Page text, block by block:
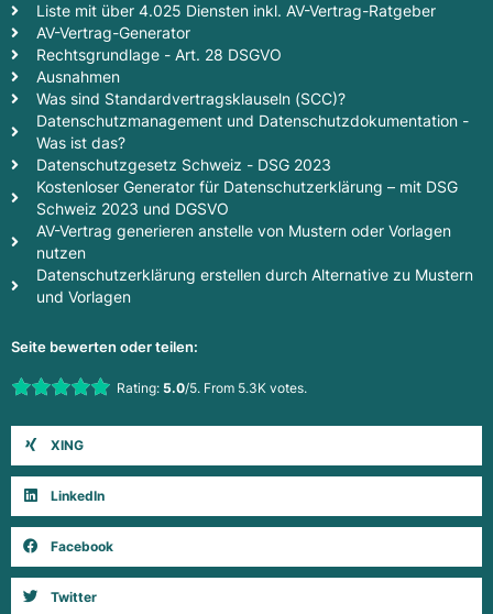
Liste mit über 4.025 Diensten inkl. AV-Vertrag-Ratgeber
AV-Vertrag-Generator
Rechtsgrundlage - Art. 28 DSGVO
Ausnahmen
Was sind Standardvertragsklauseln (SCC)?
Datenschutzmanagement und Datenschutzdokumentation -
Was ist das?
Datenschutzgesetz Schweiz - DSG 2023
Kostenloser Generator für Datenschutzerklärung – mit DSG
Schweiz 2023 und DGSVO
AV-Vertrag generieren anstelle von Mustern oder Vorlagen
nutzen
Datenschutzerklärung erstellen durch Alternative zu Mustern
und Vorlagen
Seite bewerten oder teilen:
Rate this item:Rating: 5.0/5. From 5.3K votes.
XING
LinkedIn
Facebook
Twitter